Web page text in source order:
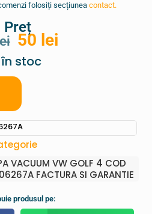
folosiți secțiunea contact.
Preț
50 lei
în stoc
VACUUM VW GOLF 4 COD
FACTURA SI GARANTIE
produsul pe: